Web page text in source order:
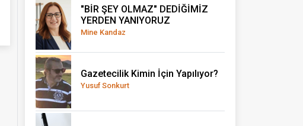
"BİR ŞEY OLMAZ" DEDİĞİMİZ
YERDEN YANIYORUZ
Mine Kandaz
Gazetecilik Kimin İçin Yapılıyor?
Yusuf Sonkurt